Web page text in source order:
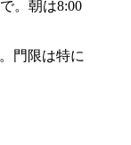
。朝は8:00
門限は特に